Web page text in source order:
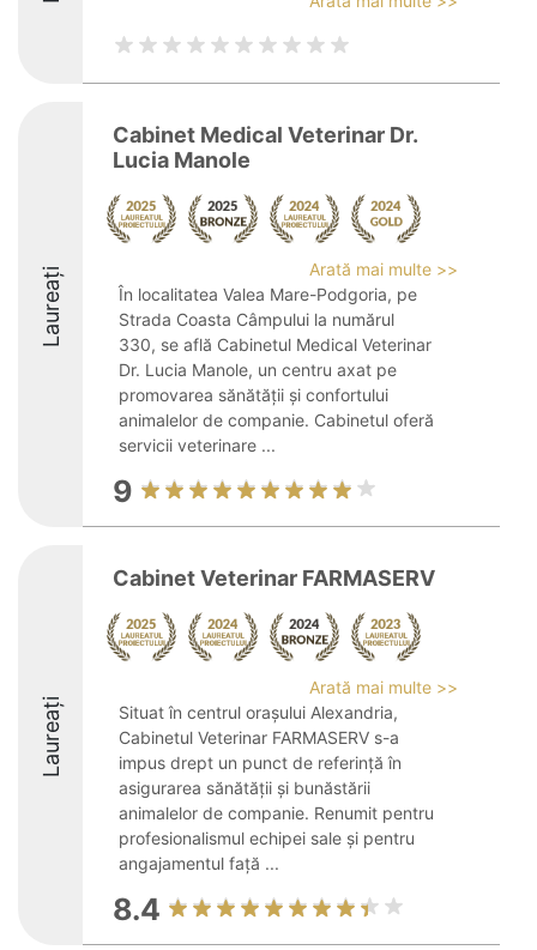
Laureați
Cabinet Medical Veterinar Dr.
Lucia Manole
Arată mai multe >>
În localitatea Valea Mare-Podgoria, pe
Strada Coasta Câmpului la numărul
330, se află Cabinetul Medical Veterinar
Dr. Lucia Manole, un centru axat pe
promovarea sănătății și confortului
animalelor de companie. Cabinetul oferă
servicii veterinare ...
9
Laureați
Cabinet Veterinar FARMASERV
Arată mai multe >>
Situat în centrul orașului Alexandria,
Cabinetul Veterinar FARMASERV s-a
impus drept un punct de referință în
asigurarea sănătății și bunăstării
animalelor de companie. Renumit pentru
profesionalismul echipei sale și pentru
angajamentul față ...
8.4